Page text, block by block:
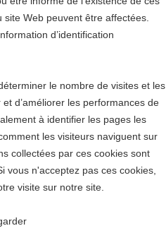
Web peuvent être affectées.
d’identification
le nombre de visites et les
d’améliorer les performances de
à identifier les pages les
les visiteurs naviguent sur
collectées par ces cookies sont
vous n'acceptez pas ces cookies,
visite sur notre site.